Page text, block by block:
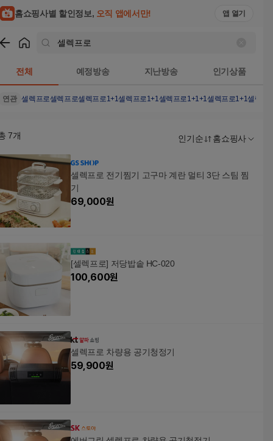
홈쇼핑사별 할인정보, 오직 앱에서만! 앱 열기
전체 예정방송 지난방송 인기상품
연관 셀렉프로셀렉프로셀렉프로1+1셀렉프로1+1셀렉프로1+1+1셀렉프로1+1셀렉프
7개 인기순 홈쇼핑사
셀렉프로 전기찜기 고구마 계란 멀티 3단 스팀 찜
기
69,000원
[셀렉프로] 저당밥솥 HC-020
100,600원
셀렉프로 차량용 공기청정기
59,900원